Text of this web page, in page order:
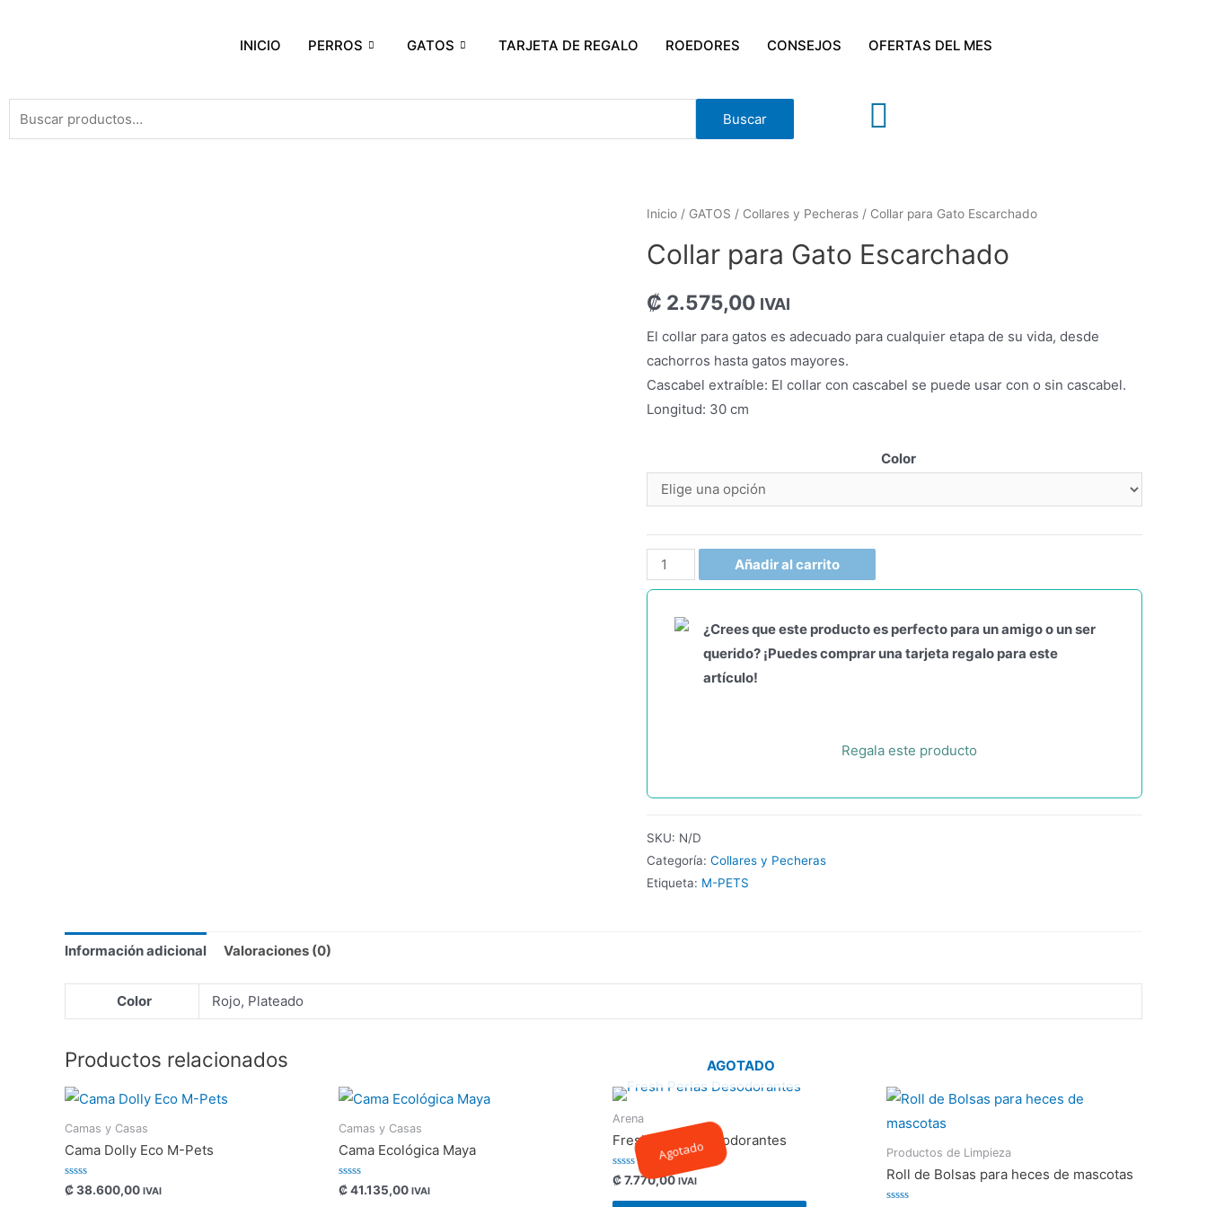
INICIO PERROS GATOS TARJETA DE REGALO ROEDORES CONSEJOS OFERTAS DEL MES
Buscar
Inicio / GATOS / Collares y Pecheras / Collar para Gato Escarchado
Collar para Gato Escarchado
₡ 2.575,00 IVAI
El collar para gatos es adecuado para cualquier etapa de su vida, desde
cachorros hasta gatos mayores.
Cascabel extraíble: El collar con cascabel se puede usar con o sin cascabel.
Longitud: 30 cm
Color
Añadir al carrito
¿Crees que este producto es perfecto para un amigo o un ser
querido? ¡Puedes comprar una tarjeta regalo para este
artículo!
Regala este producto
SKU: N/D
Categoría: Collares y Pecheras
Etiqueta: M-PETS
Información adicional Valoraciones (0)
Color Rojo, Plateado
Productos relacionados
Camas y Casas
Cama Dolly Eco M-Pets
Valorado
con
₡38.600,00 IVAI
Camas y Casas
Cama Ecológica Maya
Valorado
con
₡41.135,00 IVAI
Agotado
AGOTADO
Arena
Fresh Perlas Desodorantes
Valorado
con
0
₡7.770,00 IVAI
Productos de Limpieza
Roll de Bolsas para heces de mascotas